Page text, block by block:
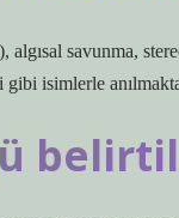
savunma,
gibi isimlerle